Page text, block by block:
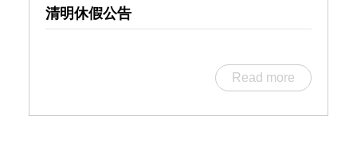
清明休假公告
Read more